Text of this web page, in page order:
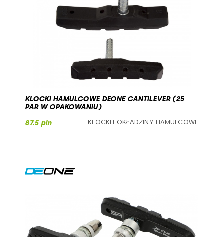
KLOCKI HAMULCOWE DEONE CANTILEVER (25
PAR W OPAKOWANIU)
87.5 pln
KLOCKI I OKŁADZINY HAMULCOWE